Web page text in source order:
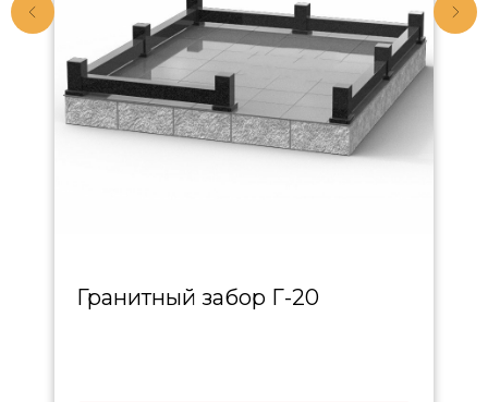
Гранитный забор Г-20